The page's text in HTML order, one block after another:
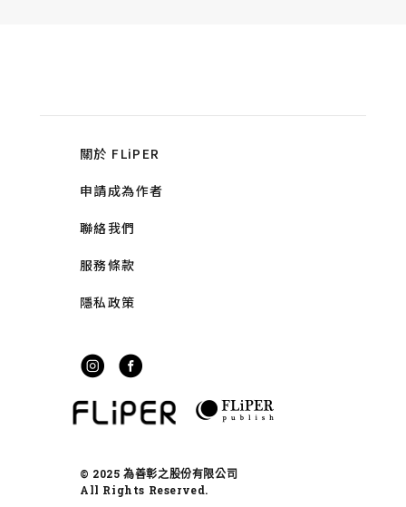
關於 FLiPER
申請成為作者
聯絡我們
服務條款
隱私政策
© 2025 為善彰之股份有限公司
All Rights Reserved.